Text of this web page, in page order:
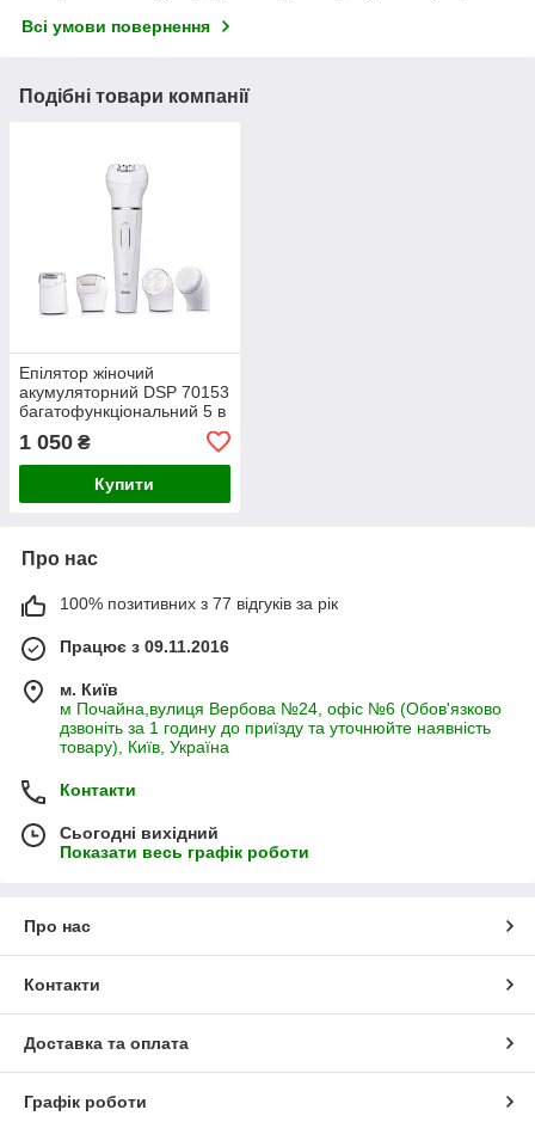
Всі умови повернення
Подібні товари компанії
Епілятор жіночий
акумуляторний DSP 70153
багатофункціональний 5 в
гоління, пілінгу та масажу
Білий
1 050 ₴
Купити
Про нас
100% позитивних з 77 відгуків за рік
Працює з 09.11.2016
м. Київ
м Почайна,вулиця Вербова №24, офіс №6 (Обов'язково
дзвоніть за 1 годину до приїзду та уточнюйте наявність
товару), Київ, Україна
Контакти
Сьогодні вихідний
Показати весь графік роботи
Про нас
Контакти
Доставка та оплата
Графік роботи